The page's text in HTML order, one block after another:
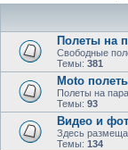
Полеты на
Свободные
Темы: 381
Moto
Полеты на
Темы: 93
Видео и
Здесь
Темы: 134